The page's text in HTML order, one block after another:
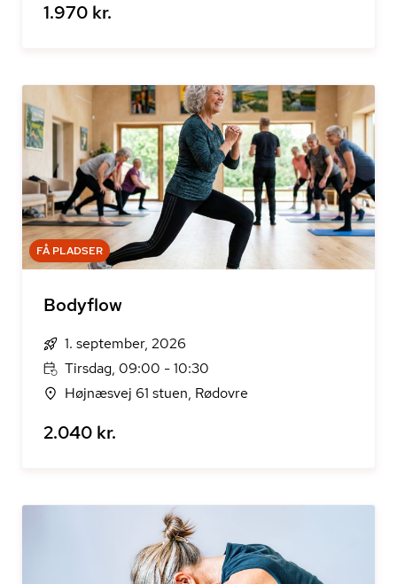
1.970 kr.
FÅ PLADSER
Bodyflow
1. september, 2026
Tirsdag, 09:00 - 10:30
Højnæsvej 61 stuen, Rødovre
2.040 kr.